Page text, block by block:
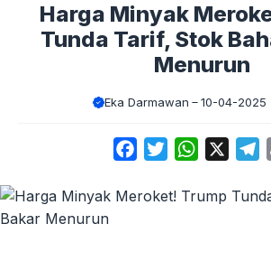
Harga Minyak
Tunda Tarif, Stok
Menurun
Eka Darmawan 10-04-2025
FacebookTwitterWhatsApp